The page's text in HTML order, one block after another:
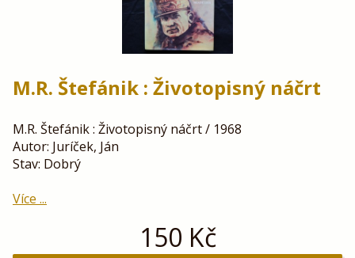
M.R. Štefánik : Životopisný náčrt
M.R. Štefánik : Životopisný náčrt / 1968
Autor: Juríček, Ján
Stav: Dobrý
Více ...
150 Kč